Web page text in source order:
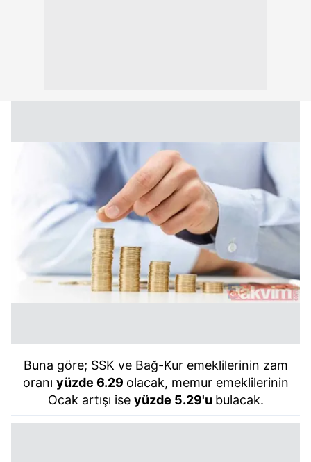
Buna göre; SSK ve Bağ-Kur emeklilerinin zam
oranı yüzde 6.29 olacak, memur emeklilerinin
Ocak artışı ise yüzde 5.29'u bulacak.